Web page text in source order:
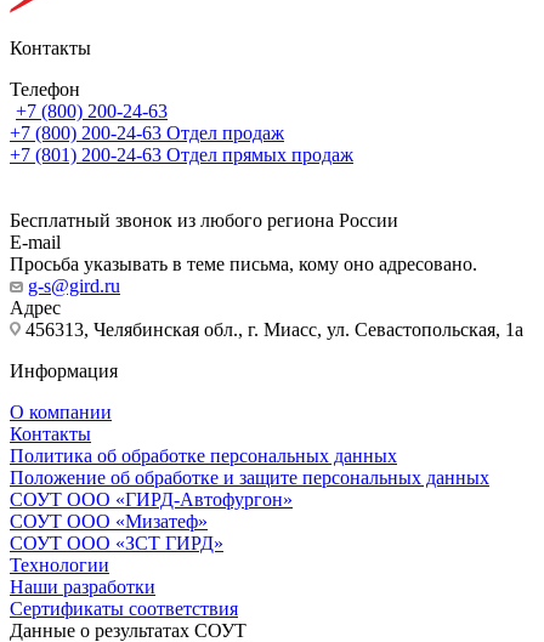
Контакты
Телефон
+7 (800) 200-24-63
+7 (800) 200-24-63 Отдел продаж
+7 (801) 200-24-63 Отдел прямых продаж
Бесплатный звонок из любого региона России
E-mail
Просьба указывать в теме письма, кому оно адресовано.
g-s@gird.ru
Адрес
456313, Челябинская обл., г. Миасс, ул. Севастопольская, 1а
Информация
О компании
Контакты
Политика об обработке персональных данных
Положение об обработке и защите персональных данных
СОУТ ООО «ГИРД-Автофургон»
СОУТ ООО «Мизатеф»
СОУТ ООО «ЗСТ ГИРД»
Технологии
Наши разработки
Сертификаты соответствия
Данные о результатах СОУТ